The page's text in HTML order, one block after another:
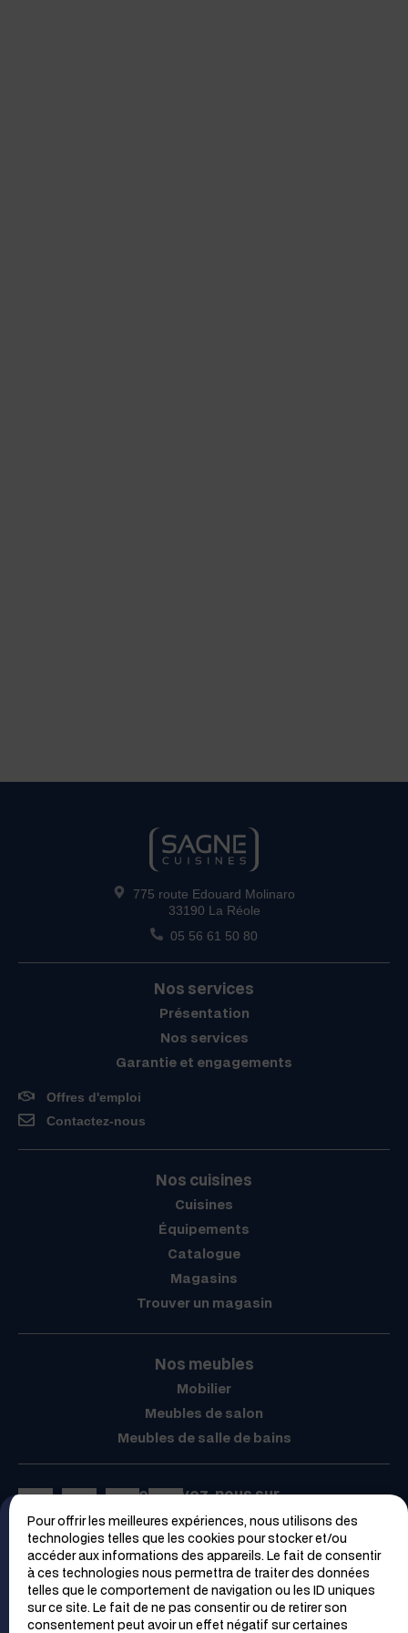
Pour offrir les meilleures expériences, nous utilisons des
technologies telles que les cookies pour stocker et/ou
accéder aux informations des appareils. Le fait de consentir
à ces technologies nous permettra de traiter des données
telles que le comportement de navigation ou les ID uniques
sur ce site. Le fait de ne pas consentir ou de retirer son
consentement peut avoir un effet négatif sur certaines
775 route Edouard Molinaro
33190 La Réole
05 56 61 50 80
Nos services
Présentation
Nos services
Garantie et engagements
Offres d'emploi
Contactez-nous
Nos cuisines
Cuisines
Équipements
Catalogue
Magasins
Trouver un magasin
Nos meubles
Mobilier
Meubles de salon
Meubles de salle de bains
Retrouvez-nous sur
Espace PRO